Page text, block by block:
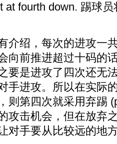
at fourth down. 踢球
介绍，每次的进攻一
向前推进超过十码的
要是进攻了四次还无
手进攻。所以在实际
则第四次就采用弃踢
攻击机会，但在放弃
对手要从比较远的地